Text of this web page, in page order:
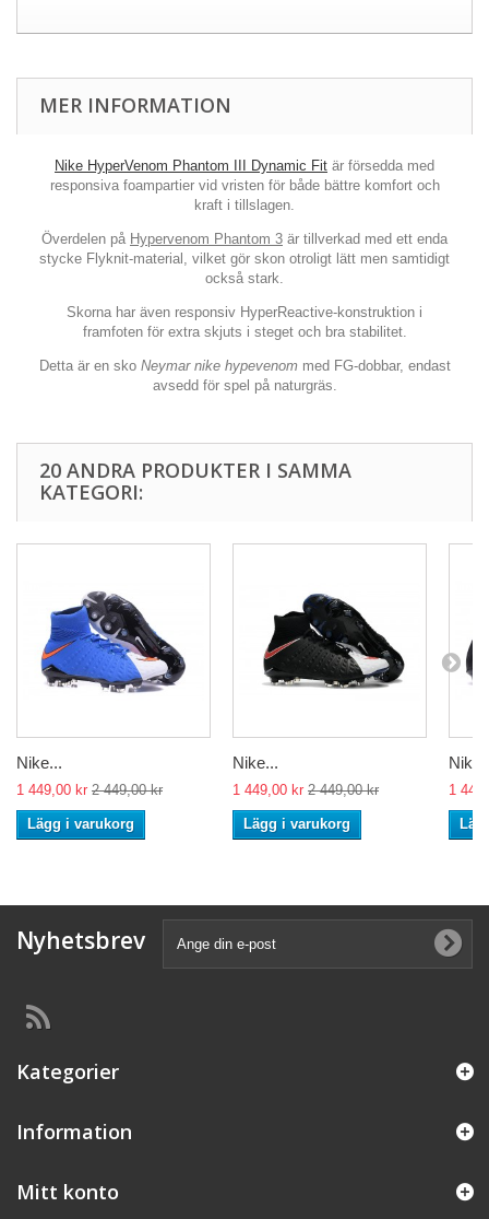
MER INFORMATION
Nike HyperVenom Phantom III Dynamic Fit är försedda med
responsiva foampartier vid vristen för både bättre komfort och
kraft i tillslagen.
Överdelen på Hypervenom Phantom 3 är tillverkad med ett enda
stycke Flyknit-material, vilket gör skon otroligt lätt men samtidigt
också stark.
Skorna har även responsiv HyperReactive-konstruktion i
framfoten för extra skjuts i steget och bra stabilitet.
Detta är en sko Neymar nike hypevenom med FG-dobbar, endast
avsedd för spel på naturgräs.
20 ANDRA PRODUKTER I SAMMA
KATEGORI:
Nike...
1 449,00 kr 2 449,00 kr
Lägg i varukorg
Nike...
1 449,00 kr 2 449,00 kr
Lägg i varukorg
1
Nyhetsbrev
Kategorier
Information
Mitt konto